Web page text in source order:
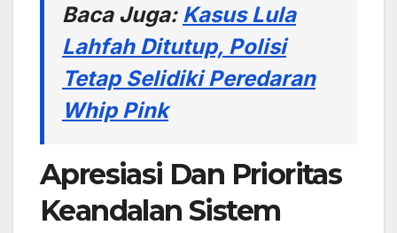
Baca Juga: Kasus Lula
Lahfah Ditutup, Polisi
Tetap Selidiki Peredaran
Whip Pink
Apresiasi Dan Prioritas
Keandalan Sistem